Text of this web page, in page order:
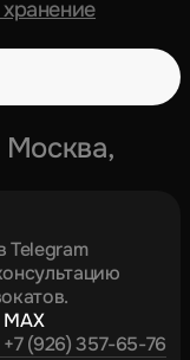
Telegram
MAX
+7 (926) 357-65-76